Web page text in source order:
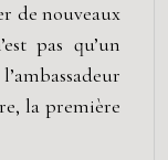
de nouveaux
pas qu’un
la première